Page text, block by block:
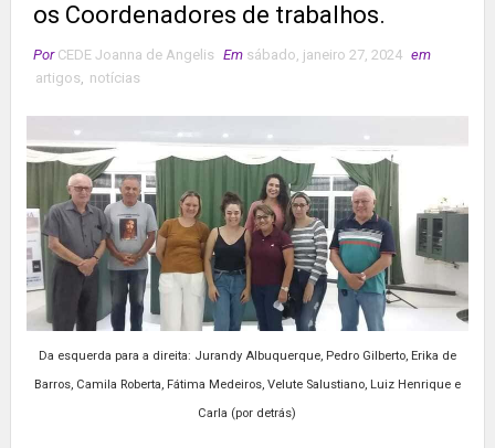
os Coordenadores de trabalhos.
Por CEDE Joanna de Angelis Em sábado, janeiro 27, 2024 em
artigos, notícias
Da esquerda para a direita: Jurandy Albuquerque, Pedro Gilberto, Erika de
Barros, Camila Roberta, Fátima Medeiros, Velute Salustiano, Luiz Henrique e
Carla (por detrás)